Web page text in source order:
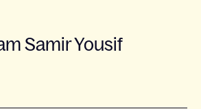
Samir Yousif